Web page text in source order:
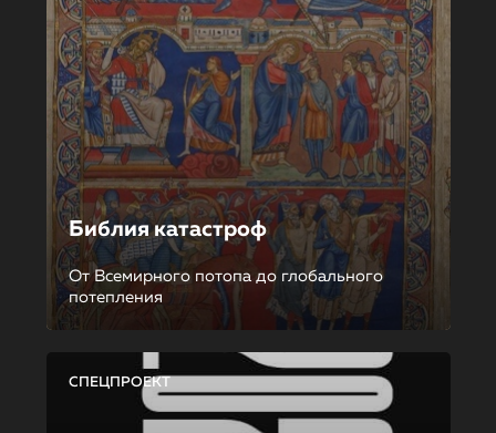
Библия катастроф
От Всемирного потопа до глобального
потепления
СПЕЦПРОЕКТ